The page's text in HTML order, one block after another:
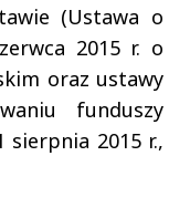
(Ustawa o
2015 r. o
oraz ustawy
funduszy
sierpnia 2015 r.,